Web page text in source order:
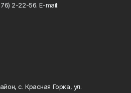
2-22-56. E-mail:
с. Красная Горка, ул.